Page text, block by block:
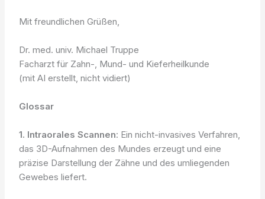
Mit freundlichen Grüßen,
Dr. med. univ. Michael Truppe
Facharzt für Zahn-, Mund- und Kieferheilkunde
(mit AI erstellt, nicht vidiert)
Glossar
1. Intraorales Scannen: Ein nicht-invasives Verfahren,
das 3D-Aufnahmen des Mundes erzeugt und eine
präzise Darstellung der Zähne und des umliegenden
Gewebes liefert.